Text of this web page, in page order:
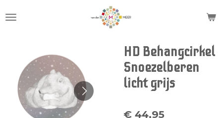
direct
hoofdinhoud
HD Behangcirkel
Snoezelberen
licht grijs
€ 44,95